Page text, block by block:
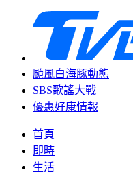
颱風白海豚動態
SBS歌謠大戰
優惠好康情報
首頁
即時
生活